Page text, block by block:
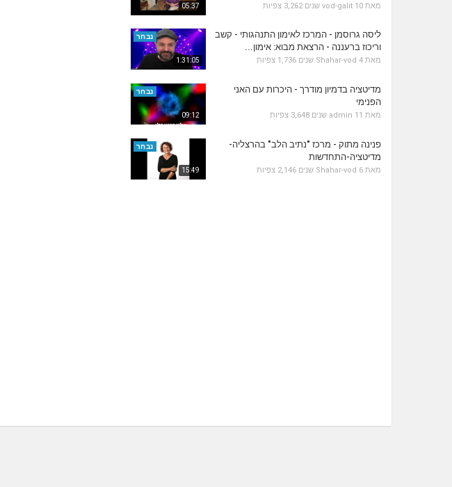
05:37 מאת vod-galit 10 שנים 3,262 צפיות
1:31:05
נבחר
ליסה גרוסמן - המרכז לאימון התנהגותי - קשב
וריכוז ברעננה - הרצאת מבוא: אימון...
מאת Shahar-vod 4 שנים 1,736 צפיות
09:12
נבחר
מדיטציה בדמיון מודרך - היכרות עם האני
הפנימי
מאת admin 11 שנים 3,648 צפיות
15:49
נבחר
פנינה מתוק - מרכז "נתיב הלב" בהרצליה-
מדיטציה-התחדשות
מאת Shahar-vod 6 שנים 2,146 צפיות